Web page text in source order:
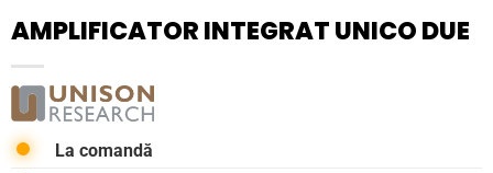
AMPLIFICATOR INTEGRAT UNICO DUE
La comandă